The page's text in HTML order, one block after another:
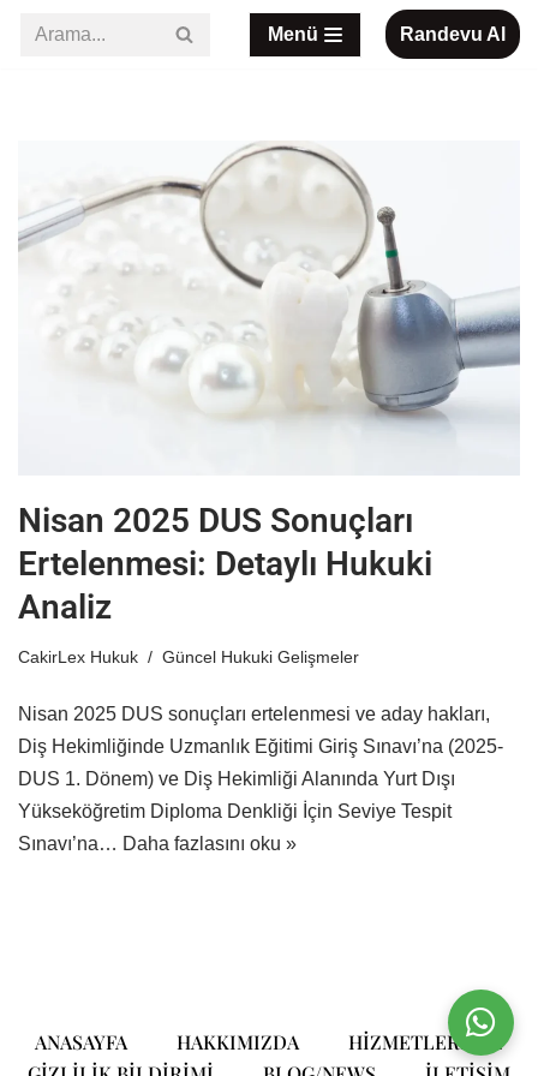
Menü Randevu Al
Nisan 2025 DUS Sonuçları
Ertelenmesi: Detaylı Hukuki
Analiz
CakirLex Hukuk Güncel Hukuki Gelişmeler
Nisan 2025 DUS sonuçları ertelenmesi ve aday hakları,
Diş Hekimliğinde Uzmanlık Eğitimi Giriş Sınavı’na (2025-
DUS 1. Dönem) ve Diş Hekimliği Alanında Yurt Dışı
Yükseköğretim Diploma Denkliği İçin Seviye Tespit
Sınavı’na… Daha fazlasını oku »
ANASAYFA HAKKIMIZDA
HIZMETLERIMIZ